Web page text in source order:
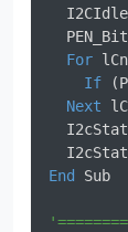
For
If
Next
End